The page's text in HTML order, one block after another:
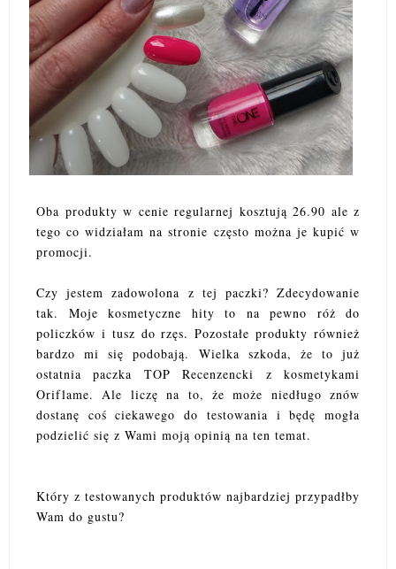
Oba produkty w cenie regularnej kosztują 26.90 ale z
tego co widziałam na stronie często można je kupić w
promocji.
Czy jestem zadowolona z tej paczki? Zdecydowanie
tak. Moje kosmetyczne hity to na pewno róż do
policzków i tusz do rzęs. Pozostałe produkty również
bardzo mi się podobają. Wielka szkoda, że to już
ostatnia paczka TOP Recenzencki z kosmetykami
Oriflame. Ale liczę na to, że może niedługo znów
dostanę coś ciekawego do testowania i będę mogła
podzielić się z Wami moją opinią na ten temat.
Który z testowanych produktów najbardziej przypadłby
Wam do gustu?